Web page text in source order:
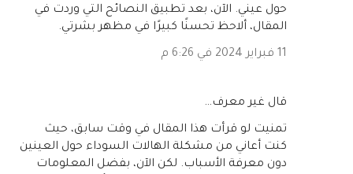
حول عيني. الآن، بعد تطبيق النصائح التي وردت في
المقال، ألاحظ تحسنًا كبيرًا في مظهر بشرتي.
11 فبراير 2024 في 6:26 م
‏قال غير معرف…
تمنيت لو قرأت هذا المقال في وقت سابق، حيث
كنت أعاني من مشكلة الهالات السوداء حول العينين
دون معرفة الأسباب. لكن الآن، بفضل المعلومات